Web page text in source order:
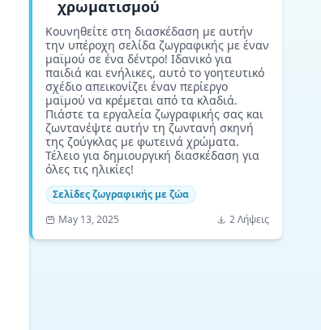
χρωματισμού
Κουνηθείτε στη διασκέδαση με αυτήν
την υπέροχη σελίδα ζωγραφικής με έναν
μαϊμού σε ένα δέντρο! Ιδανικό για
παιδιά και ενήλικες, αυτό το γοητευτικό
σχέδιο απεικονίζει έναν περίεργο
μαϊμού να κρέμεται από τα κλαδιά.
Πιάστε τα εργαλεία ζωγραφικής σας και
ζωντανέψτε αυτήν τη ζωντανή σκηνή
της ζούγκλας με φωτεινά χρώματα.
Τέλειο για δημιουργική διασκέδαση για
όλες τις ηλικίες!
Σελίδες ζωγραφικής με ζώα
May 13, 2025
2 Λήψεις